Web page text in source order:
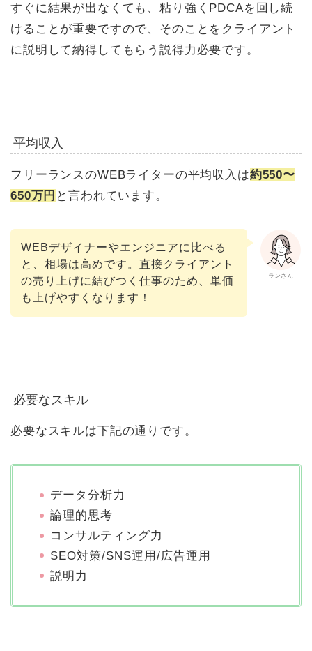
すぐに結果が出なくても、粘り強くPDCAを回し続
けることが重要ですので、そのことをクライアント
に説明して納得してもらう説得力必要です。
平均収入
フリーランスのWEBライターの平均収入は約550〜
650万円 と言われています。
ランさん
WEBデザイナーやエンジニアに比べる
と、相場は高めです。直接クライアント
の売り上げに結びつく仕事のため、単価
も上げやすくなります！
必要なスキル
必要なスキルは下記の通りです。
データ分析力
論理的思考
コンサルティング力
SEO対策/SNS運用/広告運用
説明力